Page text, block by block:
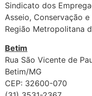
Sindicato dos
Asseio, Conservação
Região Metropolitana
Betim
Rua São Vicente de
Betim/MG
CEP: 32600-070